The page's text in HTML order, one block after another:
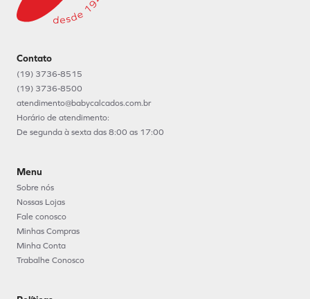
Contato
(19) 3736-8515
(19) 3736-8500
atendimento@babycalcados.com.br
Horário de atendimento:
De segunda à sexta das 8:00 as 17:00
Menu
Sobre nós
Nossas Lojas
Fale conosco
Minhas Compras
Minha Conta
Trabalhe Conosco